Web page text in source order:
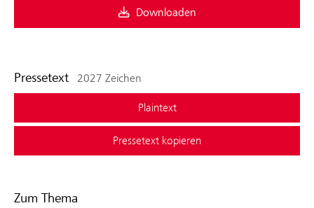
Downloaden
Pressetext 2027 Zeichen
Plaintext
Pressetext kopieren
Zum Thema